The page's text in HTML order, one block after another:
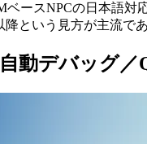
ベースNPCの日本語対
降という見方が主流で
動デバッグ